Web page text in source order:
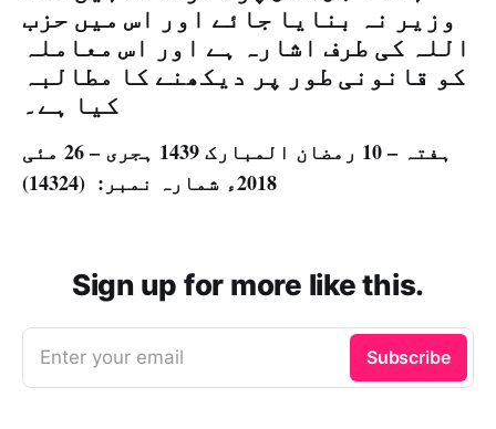
وزیر نہ بنایا جائے اور اس میں حزب
اللہ کی طرف اشارہ ہے اور اس معاملہ
کو قانونی طور پر دیکھنے کا مطالبہ
کیا ہے۔
ہفتہ – 10 رمضان المبارک 1439 ہجری – 26 مئی
2018ء شمارہ نمبر: (14324)
Sign up for more like this.
Enter your email Subscribe